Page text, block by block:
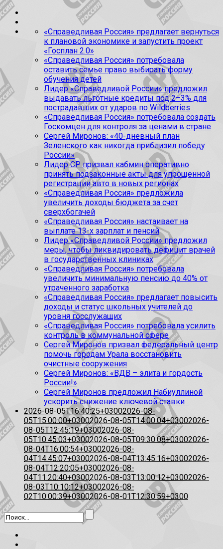
«Справедливая Россия» предлагает вернуться
к плановой экономике и запустить проект
«Госплан 2.0»
«Справедливая Россия» потребовала
оставить семье право выбирать форму
обучения детей
Лидер «Справедливой России» предложил
выдавать льготные кредиты под 2–3% для
пострадавших от ударов по Wildberries
«Справедливая Россия» потребовала создать
Госкомцен для контроля за ценами в стране
Сергей Миронов: «40-дневный план
Зеленского как никогда приблизил победу
России»
Лидер СР призвал кабмин оперативно
принять подзаконные акты для упрощенной
регистрации авто в новых регионах
«Справедливая Россия» предложила
увеличить доходы бюджета за счет
сверхбогачей
«Справедливая Россия» настаивает на
выплате 13-х зарплат и пенсий
Лидер «Справедливой России» предложил
меры, чтобы ликвидировать дефицит врачей
в государственных клиниках
«Справедливая Россия» потребовала
увеличить минимальную пенсию до 40% от
утраченного заработка
«Справедливая Россия» предлагает повысить
доходы и статус школьных учителей до
уровня госслужащих
«Справедливая Россия» потребовала усилить
контроль в коммунальной сфере
Сергей Миронов призвал федеральный центр
помочь городам Урала восстановить
очистные сооружения
Сергей Миронов: «ВДВ – элита и гордость
России!»
Сергей Миронов предложил Набиуллиной
ускорить снижение ключевой ставки
2026-08-05T16:40:25+03002026-08-
05T15:00:00+03002026-08-05T14:00:04+03002026-
08-05T12:45:19+03002026-08-
05T10:45:03+03002026-08-05T09:30:08+03002026-
08-04T16:00:54+03002026-08-
04T14:45:07+03002026-08-04T13:45:16+03002026-
08-04T12:20:05+03002026-08-
04T11:20:40+03002026-08-03T13:00:12+03002026-
08-03T10:10:12+03002026-08-
02T10:00:39+03002026-08-01T12:30:59+0300